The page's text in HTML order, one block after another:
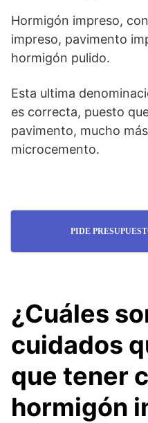
Hormigón impreso,
impreso, pavimento
hormigón pulido.
Esta ultima
es correcta, puesto
pavimento, mucho
microcemento.
PIDE
¿Cuáles
cuidados
que tener
hormigón